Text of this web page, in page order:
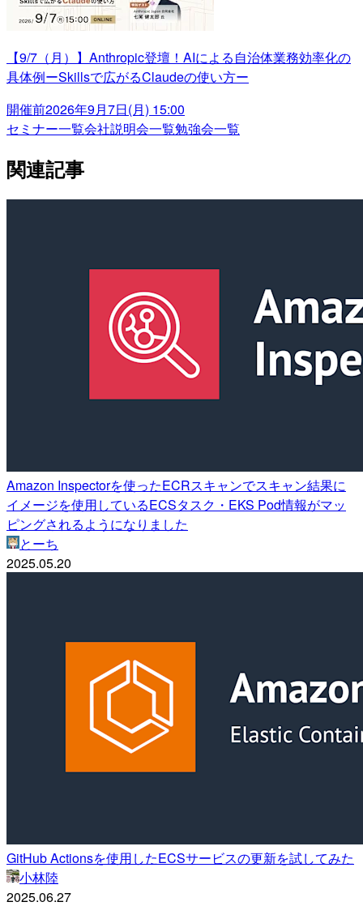
【9/7（月）】Anthropic登壇！AIによる自治体業務効率化の
具体例ーSkillsで広がるClaudeの使い方ー
開催前2026年9月7日(月) 15:00
セミナー一覧会社説明会一覧勉強会一覧
関連記事
Amazon Inspectorを使ったECRスキャンでスキャン結果に
イメージを使用しているECSタスク・EKS Pod情報がマッ
ピングされるようになりました
とーち
2025.05.20
GitHub Actionsを使用したECSサービスの更新を試してみた
小林陸
2025.06.27